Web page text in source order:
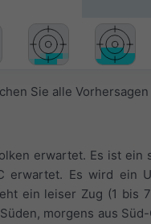
Sie alle Vorhersagen
erwartet. Es ist ein
erwartet. Es wird ein
ein leiser Zug (1 bis
morgens aus